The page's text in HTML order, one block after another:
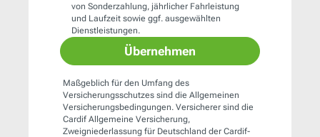
von Sonderzahlung, jährlicher Fahrleistung
und Laufzeit sowie ggf. ausgewählten
Dienstleistungen.
Übernehmen
Maßgeblich für den Umfang des
Versicherungsschutzes sind die Allgemeinen
Versicherungsbedingungen. Versicherer sind die
Cardif Allgemeine Versicherung,
Zweigniederlassung für Deutschland der Cardif-